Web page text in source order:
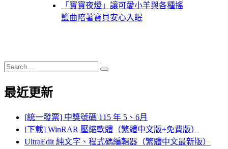
「寶寶夜燈」讓可愛小羊與各種搖
籃曲陪著寶貝安心入眠
Search
for:
Search
最近更新
[統一發票] 中獎號碼 115 年 5、6月
[下載] WinRAR 壓縮軟體（繁體中文版+免費版）
UltraEdit 純文字、程式碼編輯器（繁體中文最新版）